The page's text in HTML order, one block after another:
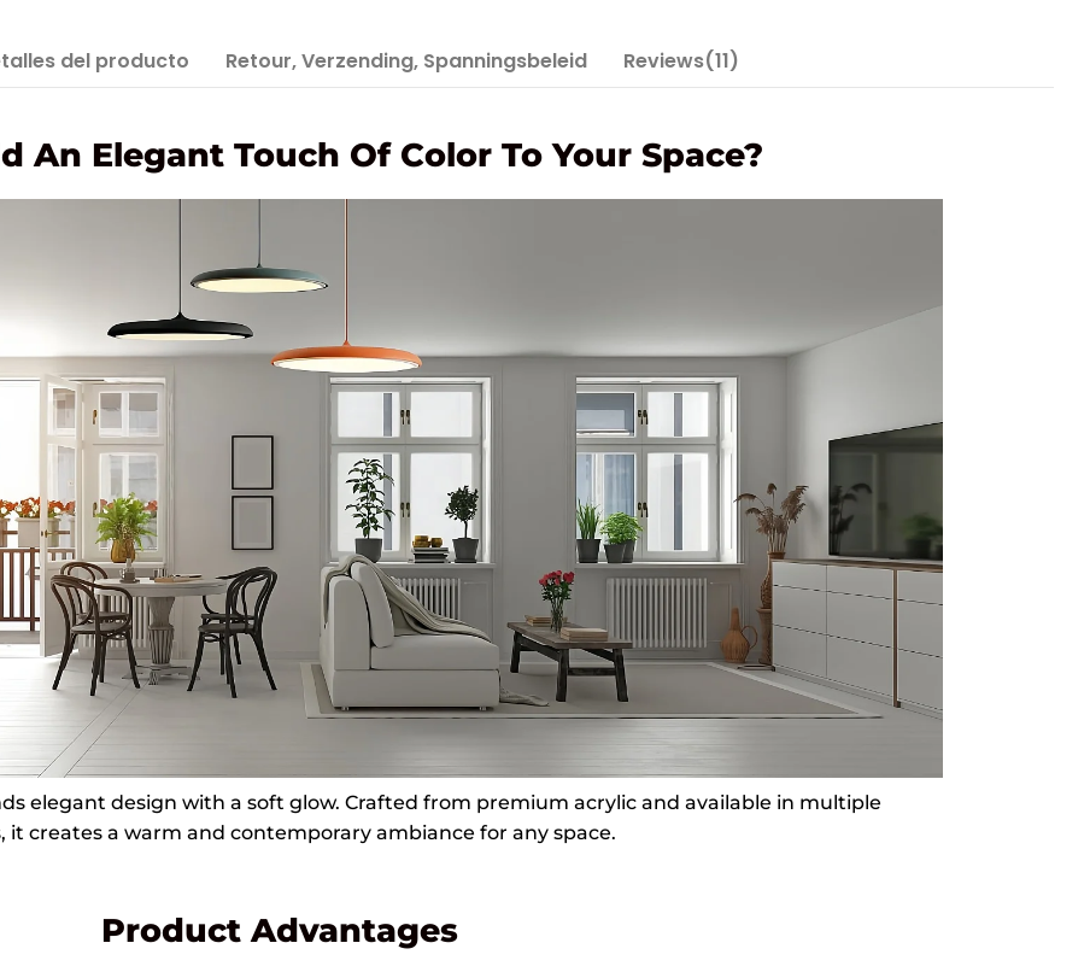
del producto Retour, Verzending, Spanningsbeleid Reviews(11)
An Elegant Touch Of Color To Your Space?
elegant design with a soft glow. Crafted from premium acrylic and available in multiple
it creates a warm and contemporary ambiance for any space.
Product Advantages